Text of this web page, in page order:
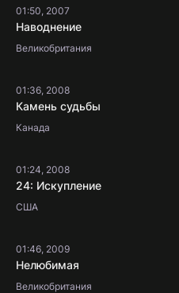
01:50, 2007
Наводнение
Великобритания
01:36, 2008
Камень судьбы
Канада
01:24, 2008
24: Искупление
США
01:46, 2009
Нелюбимая
Великобритания